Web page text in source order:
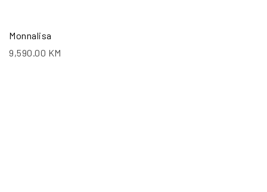
Monnalisa
9,590.00 KM